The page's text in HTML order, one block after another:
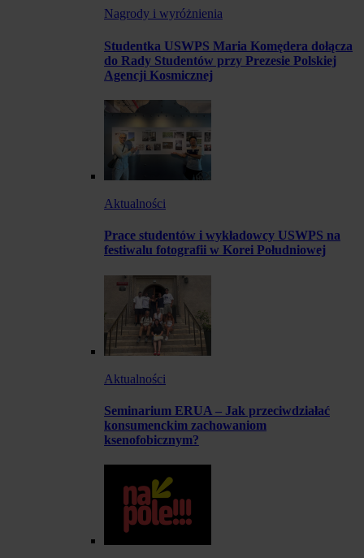
Nagrody i wyróżnienia
Studentka USWPS Maria Komędera dołącza
do Rady Studentów przy Prezesie Polskiej
Agencji Kosmicznej
Aktualności
Prace studentów i wykładowcy USWPS na
festiwalu fotografii w Korei Południowej
Aktualności
Seminarium ERUA – Jak przeciwdziałać
konsumenckim zachowaniom
ksenofobicznym?